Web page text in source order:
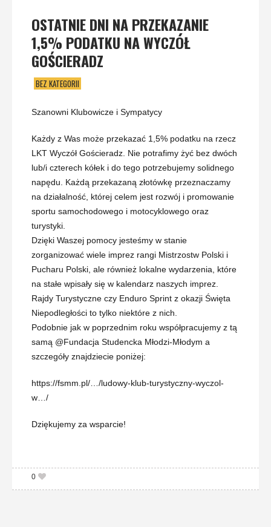
OSTATNIE DNI NA PRZEKAZANIE
1,5% PODATKU NA WYCZÓŁ
GOŚCIERADZ
BEZ KATEGORII
Szanowni Klubowicze i Sympatycy
Każdy z Was może przekazać 1,5% podatku na rzecz
LKT Wyczół Gościeradz. Nie potrafimy żyć bez dwóch
lub/i czterech kółek i do tego potrzebujemy solidnego
napędu. Każdą przekazaną złotówkę przeznaczamy
na działalność, której celem jest rozwój i promowanie
sportu samochodowego i motocyklowego oraz
turystyki.
Dzięki Waszej pomocy jesteśmy w stanie
zorganizować wiele imprez rangi Mistrzostw Polski i
Pucharu Polski, ale również lokalne wydarzenia, które
na stałe wpisały się w kalendarz naszych imprez.
Rajdy Turystyczne czy Enduro Sprint z okazji Święta
Niepodległości to tylko niektóre z nich.
Podobnie jak w poprzednim roku współpracujemy z tą
samą @Fundacja Studencka Młodzi-Młodym a
szczegóły znajdziecie poniżej:
https://fsmm.pl/…/ludowy-klub-turystyczny-wyczol-
w…/
Dziękujemy za wsparcie!
0